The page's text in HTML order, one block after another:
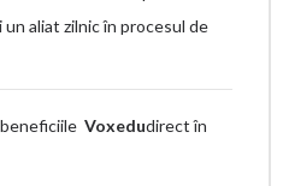
aliat zilnic în procesul de
Voxedudirect în